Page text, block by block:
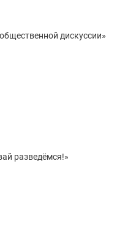
дискуссии»
разведёмся!»